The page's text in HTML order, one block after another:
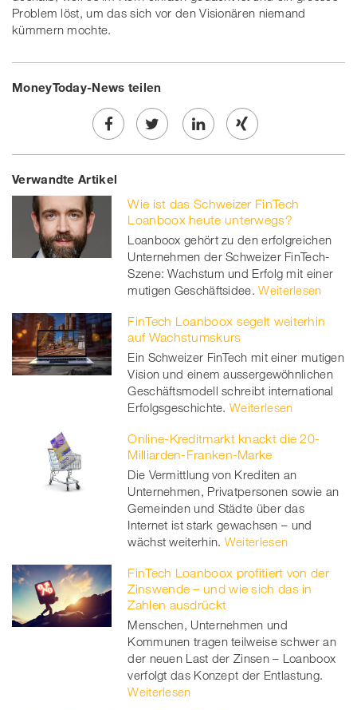
Problem löst, um das sich vor den Visionären niemand
kümmern mochte.
MoneyToday-News teilen
Share
on
Facebook
Twe
on
twitt
er
Share
linkedin
Share
Xing
Verwandte Artikel
Wie ist das Schweizer FinTech
Loanboox heute unterwegs?
Loanboox gehört zu den erfolgreichen
Unternehmen der Schweizer FinTech-
Szene: Wachstum und Erfolg mit einer
mutigen Geschäftsidee. Weiterlesen
FinTech Loanboox segelt weiterhin
auf Wachstumskurs
Ein Schweizer FinTech mit einer mutigen
Vision und einem aussergewöhnlichen
Geschäftsmodell schreibt international
Erfolgsgeschichte. Weiterlesen
Online-Kreditmarkt knackt die 20-
Milliarden-Franken-Marke
Die Vermittlung von Krediten an
Unternehmen, Privatpersonen sowie an
Gemeinden und Städte über das
Internet ist stark gewachsen – und
wächst weiterhin. Weiterlesen
FinTech Loanboox profitiert von der
Zinswende – und wie sich das in
Zahlen ausdrückt
Menschen, Unternehmen und
Kommunen tragen teilweise schwer an
der neuen Last der Zinsen – Loanboox
verfolgt das Konzept der Entlastung.
Weiterlesen